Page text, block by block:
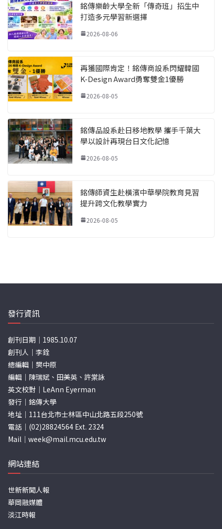
銘傳樂齡大學全新「傳奇班」招生中
打造多元學習新選擇
2026-08-06
再獲國際肯定！銘傳商設系閃耀韓國
K-Design Award勇奪雙金1優勝
2026-08-05
銘傳品設系赴日移地教學 攜手千葉大
學以設計再現台日文化記憶
2026-08-05
銘傳師資生赴橫濱中華學院教育見習
提升跨文化教學實力
2026-08-05
發行資訊
創刊日期｜1985.10.07
創刊人｜李銓
總編輯｜樊中原
編輯｜陳瑞斌、田美英、許棠詠
英文校對｜LeAnn Eyerman
發行｜銘傳大學
地址｜111台北市士林區中山北路五段250號
電話｜(02)28824564 Ext. 2324
Mail｜ week@mail.mcu.edu.tw
網站連結
世新新聞人報
華岡融媒體
淡江時報